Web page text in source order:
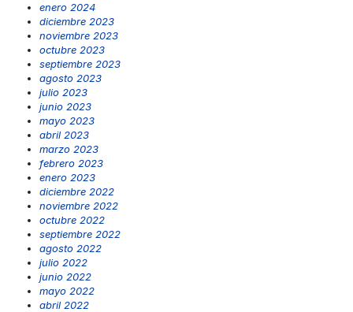
enero 2024
diciembre 2023
noviembre 2023
octubre 2023
septiembre 2023
agosto 2023
julio 2023
junio 2023
mayo 2023
abril 2023
marzo 2023
febrero 2023
enero 2023
diciembre 2022
noviembre 2022
octubre 2022
septiembre 2022
agosto 2022
julio 2022
junio 2022
mayo 2022
abril 2022